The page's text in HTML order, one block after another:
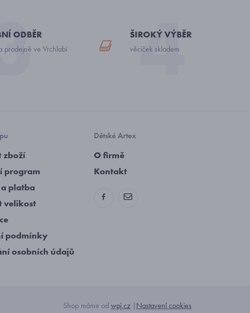
ODBĚR
prodejně ve Vrchlabí
ŠIROKÝ VÝBĚR
věciček skladem
zboží
program
platba
velikost
podmínky
osobních údajů
Dětské Artex
O firmě
Kontakt
Shop máme od wpj.cz |Nastavení cookies